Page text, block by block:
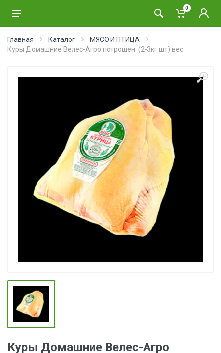
0
Главная Каталог
МЯСО И ПТИЦА
Куры Домашние Велес-Агро потрошен. (2-3кг шт) вес
Куры Домашние Велес-Агро